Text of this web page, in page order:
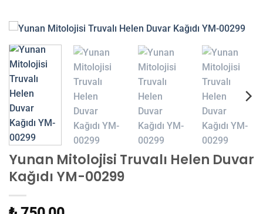
Yunan Mitolojisi Truvalı Helen Duvar
Kağıdı YM-00299